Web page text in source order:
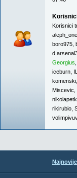
Korisnici
aleph_one
boro975
Georgius
iceburn
komenski
Miscevic
rikirubio